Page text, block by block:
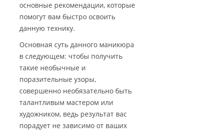
основные рекомендации, которые
помогут вам быстро освоить
данную технику.
Основная суть данного маникюра
в следующем: чтобы получить
такие необычные и
поразительные узоры,
совершенно необязательно быть
талантливым мастером или
художником, ведь результат вас
порадует не зависимо от ваших